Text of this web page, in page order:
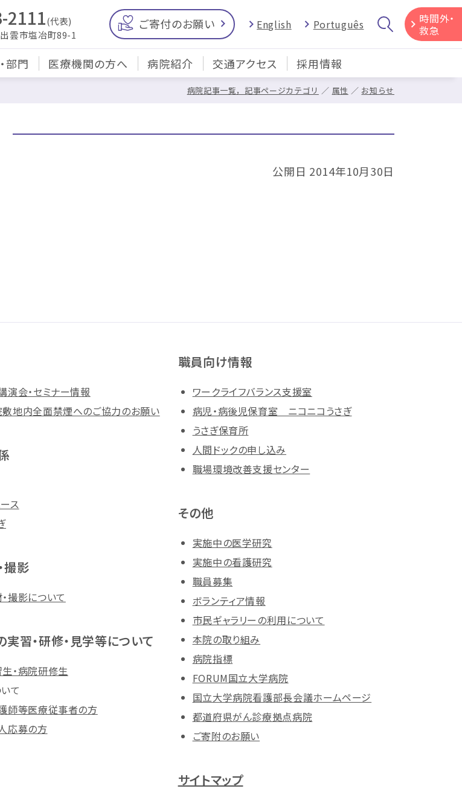
2111(代表)
雲市塩冶町89-1
ご寄付のお願い English Português
時間外・
救急
部門 医療機関の方へ 病院紹介 交通アクセス 採用情報
病院記事一覧，記事ページカテゴリ 属性 お知らせ
公開日 2014年10月30日
演会・セミナー情報
地内全面禁煙へのご協力のお願い
ス
撮影
撮影について
実習・研修・見学等について
・病院研修生
いて
師等医療従事者の方
応募の方
職員向け情報
ワークライフバランス支援室
病児・病後児保育室 ニコニコうさぎ
うさぎ保育所
人間ドックの申し込み
職場環境改善支援センター
その他
実施中の医学研究
実施中の看護研究
職員募集
ボランティア情報
市民ギャラリーの利用について
本院の取り組み
病院指標
FORUM国立大学病院
国立大学病院看護部長会議ホームページ
都道府県がん診療拠点病院
ご寄附のお願い
サイトマップ